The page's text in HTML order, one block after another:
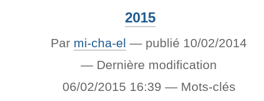
2015
Par mi-cha-el — publié 10/02/2014
— Dernière modification
06/02/2015 16:39 — Mots-clés